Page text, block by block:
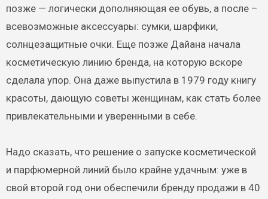
позже — логически дополняющая ее обувь, а после –
всевозможные аксессуары: сумки, шарфики,
солнцезащитные очки. Еще позже Дайана начала
косметическую линию бренда, на которую вскоре
сделала упор. Она даже выпустила в 1979 году книгу
красоты, дающую советы женщинам, как стать более
привлекательными и уверенными в себе.
Надо сказать, что решение о запуске косметической
и парфюмерной линий было крайне удачным: уже в
свой второй год они обеспечили бренду продажи в 40